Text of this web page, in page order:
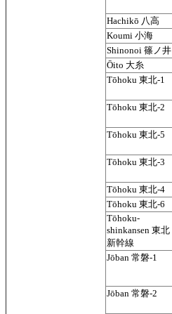
Hachikō 八高
Koumi 小海
Shinonoi 篠ノ井
Ōito 大糸
Tōhoku 東北-1
Tōhoku 東北-2
Tōhoku 東北-5
Tōhoku 東北-3
Tōhoku 東北-4
Tōhoku 東北-6
Tōhoku-
shinkansen 東北
新幹線
Jōban 常磐-1
Jōban 常磐-2